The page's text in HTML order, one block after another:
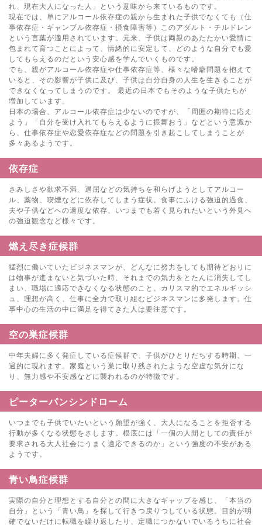
れ、現在大人になった人」という意味から来ているものです。
現在では、単にアルコール依存症の親から生まれた子供でなくても（仕
事依存症・ギャンブル依存症・摂食障害等）このアダルト・チルドレン
という言葉が適用されています。元来、子供は両親のあたたかい愛情に
包まれて育つことによって、情緒的に安定して、どのような自分でも愛
してもらえるのだという安心感を学んでいくものです。
でも、親がアルコール依存症や仕事依存症等、様々な嗜癖問題を抱えて
いると、その影響が子供に及び、子供は自分自身の人生を生きることが
できなくなってしまうのです。 最近の日本でもそのような子供たちが
増加しています。
日本の場合、アルコール依存症は少ないのですが、「周囲の期待に応え
よう」「自分を受け入れてもらえるように振舞おう」などという意識か
ら、仕事依存症や恋愛依存症などの問題を引き起こしてしまうことが
多々あるようです。
依存症
さみしさや欲求不満、退屈などの気持ちを和らげようとしてアルコー
ル、薬物、喫煙などに依存してしまう症状。食事にふける強迫的過食、
夫や子供などへの過度な依存、いつまでも若く見られたいという外見へ
の強迫観念など様々です。
燃え尽き症候群
猛烈に働いていたビジネスマンが、どんなに努力をしても期待どおりに
は物事が進まないと気づいた時、それまでの気力をとたんに消失してし
まい、職場に適応できなくなる状態のこと。カリスマ的でエネルギッシ
ュ、理想が高く、仕事に全力で取り組むビジネスマンに多発します。仕
事中心の生活の中に満足を得てきた人は要注意です。
空の巣症候群
中年夫婦に多く発症している症候群で、子供がひとりだちする時期、一
過的に現れます。家庭という巣に取り残されたような空虚な気分にな
り、無力感や不安感などに襲われるのが特徴です。
ピーターパンシンドローム
いつまでも子供でいたいという願望が強く、大人になることを拒否する
行動が多くなる状態をさします。根底には「一個の人間としての責任が
要求される大人社会にうまく適応できるのか」という強度の不安がある
ようです。
青い鳥症候群
実際の自分と理想とする自分との間に大きなギャップを感じ、「本当の
自分」という「青い鳥」を探して行きつ戻りつしている状態。目的が明
確でないだけに転職を繰り返したり、定職につかないでいるうちに社会